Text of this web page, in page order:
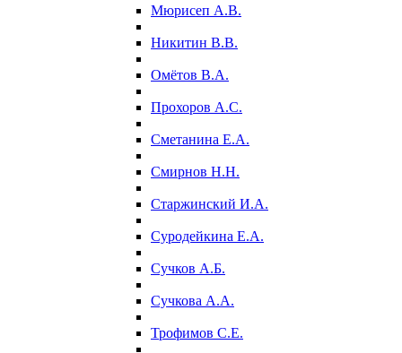
Мюрисеп А.В.
Никитин В.В.
Омётов В.А.
Прохоров А.С.
Сметанина Е.А.
Смирнов Н.Н.
Старжинский И.А.
Суродейкина Е.А.
Сучков А.Б.
Сучкова А.А.
Трофимов С.Е.